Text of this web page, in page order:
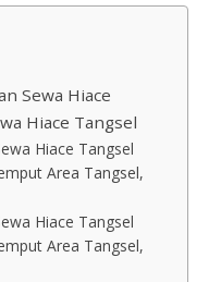
Sewa Hiace
Hiace Tangsel
Hiace Tangsel
Area Tangsel,
Hiace Tangsel
Area Tangsel,